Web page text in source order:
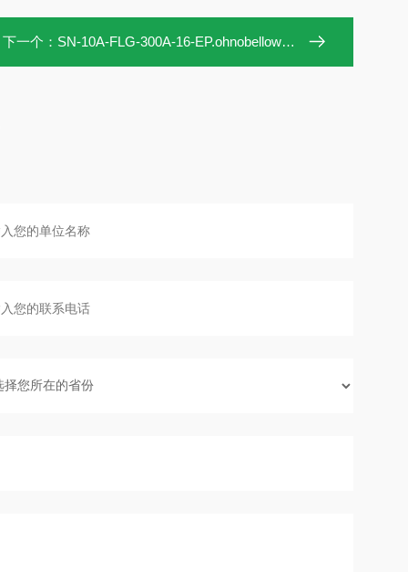
下一个： SN-10A-FLG-300A-16-EP.ohnobellows手动阀SN-10A-FLG-300A-16-EP